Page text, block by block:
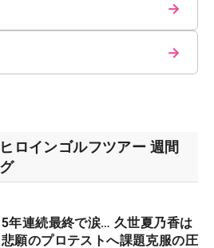
→
→
ロインゴルフツアー 週間
5年連続最終で涙… 久世夏乃香は
悲願のプロテストへ課題克服の圧